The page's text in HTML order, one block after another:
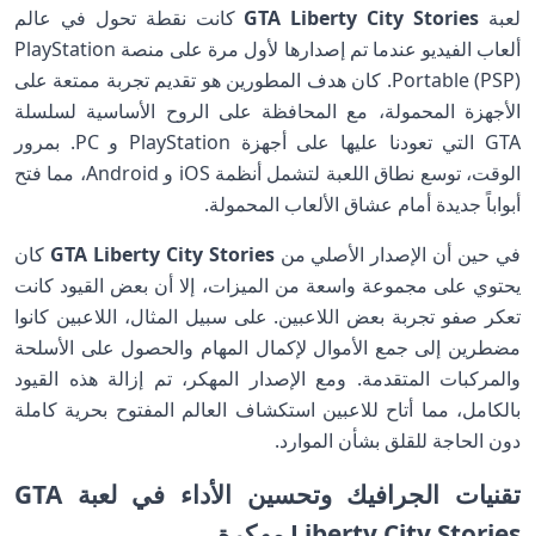
لعبة GTA Liberty City Stories كانت نقطة تحول في عالم
ألعاب الفيديو عندما تم إصدارها لأول مرة على منصة PlayStation
Portable (PSP). كان هدف المطورين هو تقديم تجربة ممتعة على
الأجهزة المحمولة، مع المحافظة على الروح الأساسية لسلسلة
GTA التي تعودنا عليها على أجهزة PlayStation و PC. بمرور
الوقت، توسع نطاق اللعبة لتشمل أنظمة iOS و Android، مما فتح
أبواباً جديدة أمام عشاق الألعاب المحمولة.
في حين أن الإصدار الأصلي منGTA Liberty City Stories كان
يحتوي على مجموعة واسعة من الميزات، إلا أن بعض القيود كانت
تعكر صفو تجربة بعض اللاعبين. على سبيل المثال، اللاعبين كانوا
مضطرين إلى جمع الأموال لإكمال المهام والحصول على الأسلحة
والمركبات المتقدمة. ومع الإصدار المهكر، تم إزالة هذه القيود
بالكامل، مما أتاح للاعبين استكشاف العالم المفتوح بحرية كاملة
دون الحاجة للقلق بشأن الموارد.
تقنيات الجرافيك وتحسين الأداء في لعبة GTA